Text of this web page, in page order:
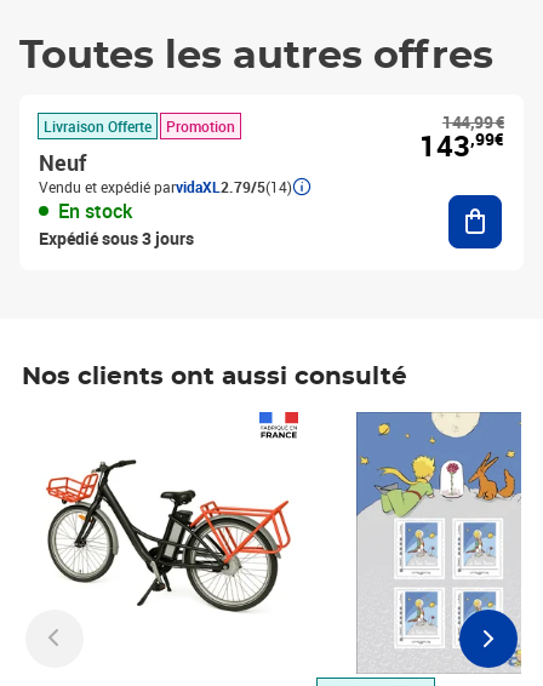
Toutes les autres offres
Livraison Offerte Promotion
Neuf
Vendu et expédié parvidaXL 2.79/5(14)
En stock
Expédié sous 3 jours
144,99 €
143,99€
Nos clients ont aussi consulté
Prix 7,50€